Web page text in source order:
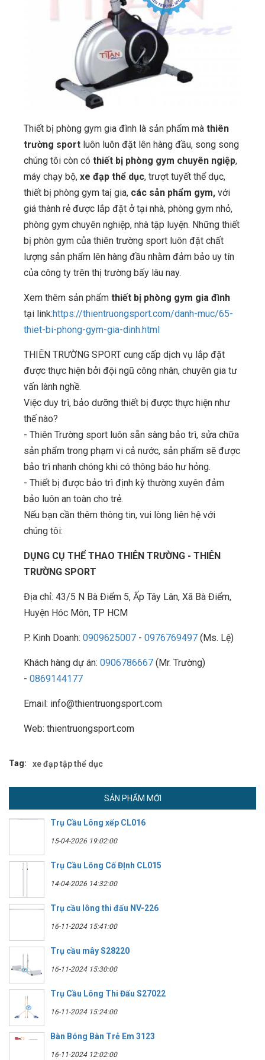
Thiết bị phòng gym gia đình là sản phẩm mà thiên
trường sport luôn luôn đặt lên hàng đầu, song song
chúng tôi còn có thiết bị phòng gym chuyên ngiệp,
máy chạy bộ, xe đạp thể dục, trượt tuyết thể dục,
thiết bị phòng gym taị gia, các sản phẩm gym, với
giá thành rẻ được lắp đặt ở tại nhà, phòng gym nhỏ,
phòng gym chuyên nghiệp, nhà tập luyện. Những thiết
bị phòn gym của thiên trường sport luôn đặt chất
lượng sản phẩm lên hàng đầu nhằm đảm bảo uy tín
của công ty trên thị trường bấy lâu nay.
Xem thêm sản phẩm thiết bị phòng gym gia đình
tại link:https://thientruongsport.com/danh-muc/65-
thiet-bi-phong-gym-gia-dinh.html
THIÊN TRƯỜNG SPORT cung cấp dịch vụ lắp đặt
được thực hiện bởi đội ngũ công nhân, chuyên gia tư
vấn lành nghề.
Việc duy trì, bảo dưỡng thiết bị được thực hiện như
thế nào?
- Thiên Trường sport luôn sẵn sàng bảo trì, sửa chữa
sản phẩm trong phạm vi cả nước, sản phẩm sẽ được
bảo trì nhanh chóng khi có thông báo hư hỏng.
- Thiết bị được bảo trì định kỳ thường xuyên đảm
bảo luôn an toàn cho trẻ.
Nếu bạn cần thêm thông tin, vui lòng liên hệ với
chúng tôi:
DỤNG CỤ THỂ THAO THIÊN TRƯỜNG - THIÊN
TRƯỜNG SPORT
Địa chỉ: 43/5 N Bà Điểm 5, Ấp Tây Lân, Xã Bà Điểm,
Huyện Hóc Môn, TP HCM
P. Kinh Doanh: 0909625007 - 0976769497 (Ms. Lệ)
Khách hàng dự án: 0906786667 (Mr. Trường)
- 0869144177
Email: info@thientruongsport.com
Web: thientruongsport.com
Tag: xe đạp tập thể dục
SẢN PHẨM MỚI
Trụ Cầu Lông xếp CL016
15-04-2026 19:02:00
Trụ Cầu Lông Cố ĐỊnh CL015
14-04-2026 14:32:00
Trụ cầu lông thi đấu NV-226
16-11-2024 15:41:00
Trụ cầu mây S28220
16-11-2024 15:30:00
Trụ Cầu Lông Thi Đấu S27022
16-11-2024 15:24:00
Bàn Bóng Bàn Trẻ Em 3123
16-11-2024 12:02:00